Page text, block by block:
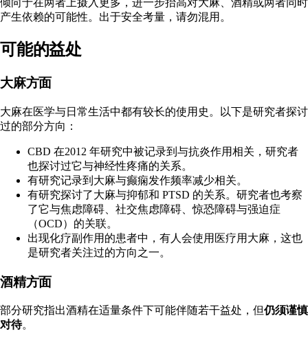
倾向于在两者上摄入更多 ，进一步抬高对大麻、酒精或两者同时
产生依赖的可能性。出于安全考量，请勿混用。
可能的益处
大麻方面
大麻在医学与日常生活中都有较长的使用史。以下是研究者探讨
过的部分方向：
CBD 在2012 年研究中被记录到与抗炎作用相关，研究者
也探讨过它与神经性疼痛的关系。
有研究记录到大麻与癫痫发作频率减少相关。
有研究探讨了大麻与抑郁和 PTSD 的关系。研究者也考察
了它与焦虑障碍 、社交焦虑障碍、惊恐障碍与强迫症
（OCD）的关联。
出现化疗副作用的患者中，有人会使用医疗用大麻，这也
是研究者关注过的方向之一。
酒精方面
部分研究指出酒精在适量条件下可能伴随若干益处，但仍须谨慎
对待。